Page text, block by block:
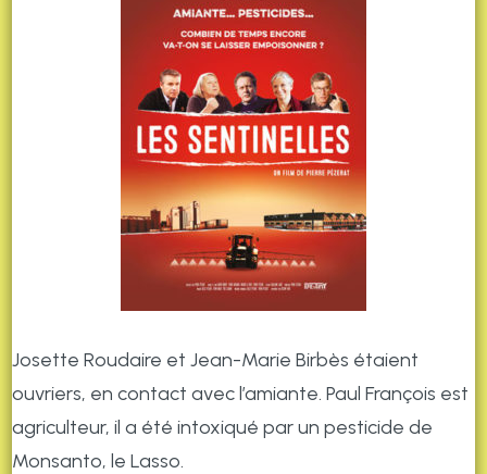
Josette Roudaire et Jean-Marie Birbès étaient
ouvriers, en contact avec l’amiante. Paul François est
agriculteur, il a été intoxiqué par un pesticide de
Monsanto, le Lasso.